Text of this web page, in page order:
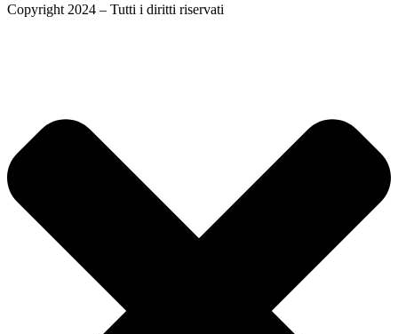
Copyright 2024 – Tutti i diritti riservati